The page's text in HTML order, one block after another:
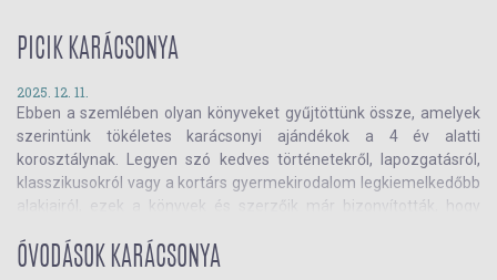
PICIK KARÁCSONYA
2025. 12. 11.
Ebben a szemlében olyan könyveket gyűjtöttünk össze, amelyek
szerintünk tökéletes karácsonyi ajándékok a 4 év alatti
korosztálynak. Legyen szó kedves történetekről, lapozgatásról,
klasszikusokról vagy a kortárs gyermekirodalom legkiemelkedőbb
alakjairól, ezek a könyvek és szerzőik már bizonyították, hogy
ÓVODÁSOK KARÁCSONYA